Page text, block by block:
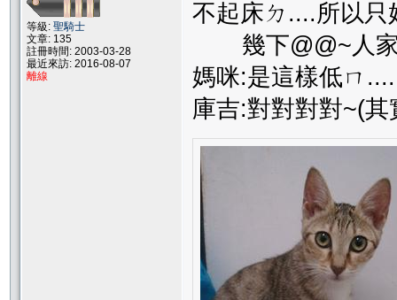
等級: 聖騎士
文章: 135
註冊時間: 2003-03-28
最近來訪: 2016-08-07
離線
不起床ㄉ....所以只
幾下@@~人家
媽咪:是這樣低ㄇ
庫吉:對對對對~(